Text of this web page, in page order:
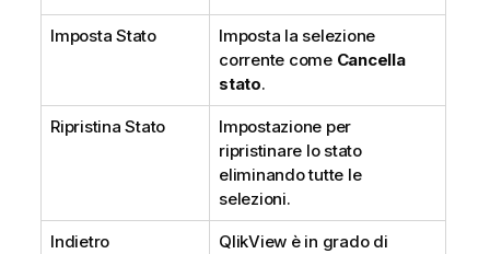
Imposta Stato
Imposta la selezione
corrente come Cancella
stato.
Ripristina Stato
Impostazione per
ripristinare lo stato
eliminando tutte le
selezioni.
Indietro
QlikView è in grado di